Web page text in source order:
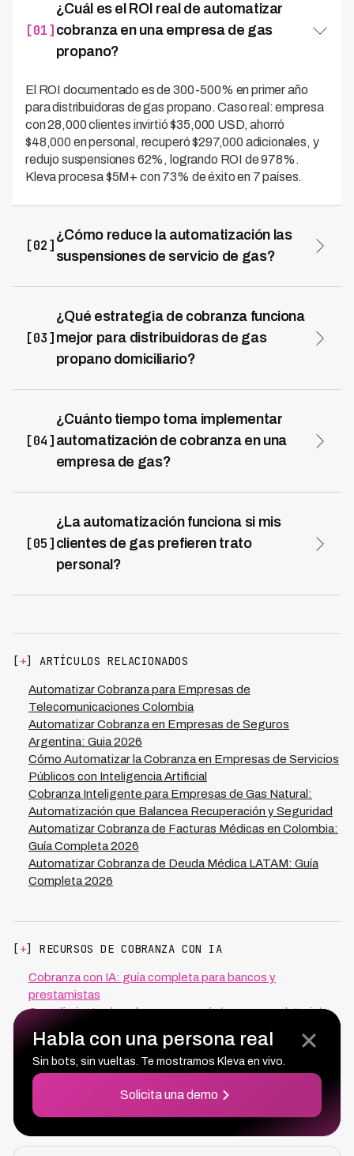
[01]
¿Cuál es el ROI real de automatizar
cobranza en una empresa de gas
propano?
El ROI documentado es de 300-500% en primer año
para distribuidoras de gas propano. Caso real: empresa
con 28,000 clientes invirtió $35,000 USD, ahorró
$48,000 en personal, recuperó $297,000 adicionales, y
redujo suspensiones 62%, logrando ROI de 978%.
Kleva procesa $5M+ con 73% de éxito en 7 países.
[02]
¿Cómo reduce la automatización las
suspensiones de servicio de gas?
mora temprana, y ofertas de planes de pago. Caso real
redujo suspensiones de 850 a 323 mensuales (62%
menos), mejorando satisfacción del cliente y eliminando
costos de reconexión. Kleva logra 94% de resolución en
[03]
¿Qué estrategia de cobranza funciona
mejor para distribuidoras de gas
propano domiciliario?
agent día 5 ofreciendo planes de pago, seguimiento por
WhatsApp, y aviso de suspensión día 16-25. Esta
secuencia genera 65-75% de respuesta positiva antes
de suspensión efectiva del servicio.
[04]
¿Cuánto tiempo toma implementar
automatización de cobranza en una
empresa de gas?
escalamiento completo. Resultados medibles aparecen
desde semanas 2-4 del piloto. Break-even financiero se
alcanza en 2-4 meses con ROI completo consolidado al
mes 12.
[05]
¿La automatización funciona si mis
clientes de gas prefieren trato
personal?
humanos se enfocan en situaciones especiales. Caso en
Colombia redujo churn 28% al prevenir suspensiones
innecesarias, demostrando que automatización mejora
relación cliente-empresa.
[+] ARTÍCULOS RELACIONADOS
Automatizar Cobranza para Empresas de
Telecomunicaciones Colombia
Automatizar Cobranza en Empresas de Seguros
Argentina: Guia 2026
Cómo Automatizar la Cobranza en Empresas de Servicios
Públicos con Inteligencia Artificial
Cobranza Inteligente para Empresas de Gas Natural:
Automatización que Balancea Recuperación y Seguridad
Automatizar Cobranza de Facturas Médicas en Colombia:
Guía Completa 2026
Automatizar Cobranza de Deuda Médica LATAM: Guía
Completa 2026
[+] RECURSOS DE COBRANZA CON IA
Cobranza con IA: guía completa para bancos y
prestamistas
Cumplimiento de cobranza por país (marco regulatorio)
Cobranza con IA por tipo de crédito y país
Integraciones: cómo Kleva se conecta con tu stack
Glosario de cobranza — 60 términos
Preguntas frecuentes de cumplimiento
Precios de la cobranza con IA de Kleva
Habla con una persona real
Sin bots, sin vueltas. Te mostramos Kleva en vivo.
Solicita una demo